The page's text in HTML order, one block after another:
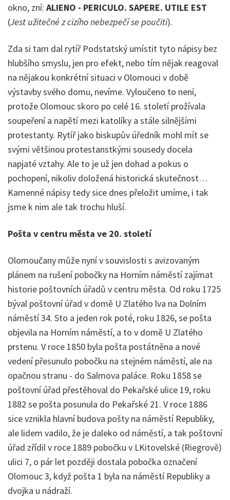
okno, zní: ALIENO - PERICULO. SAPERE. UTILE EST
(Jest užitečné z cizího nebezpečí se poučiti).
Zda si tam dal rytíř Podstatský umístit tyto nápisy bez
hlubšího smyslu, jen pro efekt, nebo tím nějak reagoval
na nějakou konkrétní situaci v Olomouci v době
výstavby svého domu, nevíme. Vyloučeno to není,
protože Olomouc skoro po celé 16. století prožívala
soupeření a napětí mezi katolíky a stále silnějšími
protestanty. Rytíř jako biskupův úředník mohl mít se
svými většinou protestanstkými sousedy docela
napjaté vztahy. Ale to je už jen dohad a pokus o
pochopení, nikoliv doložená historická skutečnost…
Kamenné nápisy tedy sice dnes přeložit umíme, i tak
jsme k nim ale tak trochu hluší.
Pošta v centru města ve 20. století
Olomoučany může nyní v souvislosti s avizovaným
plánem na rušení pobočky na Horním náměstí zajímat
historie poštovních úřadů v centru města. Od roku 1725
býval poštovní úřad v domě U Zlatého lva na Dolním
náměstí 34. Sto a jeden rok poté, roku 1826, se pošta
objevila na Horním náměstí, a to v domě U Zlatého
prstenu. V roce 1850 byla pošta postátněna a nové
vedení přesunulo pobočku na stejném náměstí, ale na
opačnou stranu - do Salmova paláce. Roku 1858 se
poštovní úřad přestěhoval do Pekařské ulice 19, roku
1882 se pošta posunula do Pekařské 21. V roce 1886
sice vznikla hlavní budova pošty na náměstí Republiky,
ale lidem vadilo, že je daleko od náměstí, a tak poštovní
úřad zřídil v roce 1889 pobočku v LKitovelské (Riegrově)
ulici 7, o pár let později dostala pobočka označení
Olomouc 3, když pošta 1 byla na náměstí Republiky a
dvojka u nádraží.